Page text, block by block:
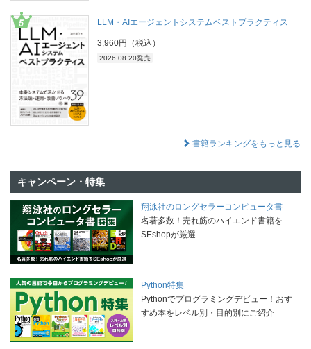
LLM・AIエージェントシステムベストプラクティス
3,960円（税込）
2026.08.20発売
書籍ランキングをもっと見る
キャンペーン・特集
翔泳社のロングセラーコンピュータ書
名著多数！売れ筋のハイエンド書籍を
SEshopが厳選
Python特集
Pythonでプログラミングデビュー！おす
すめ本をレベル別・目的別にご紹介